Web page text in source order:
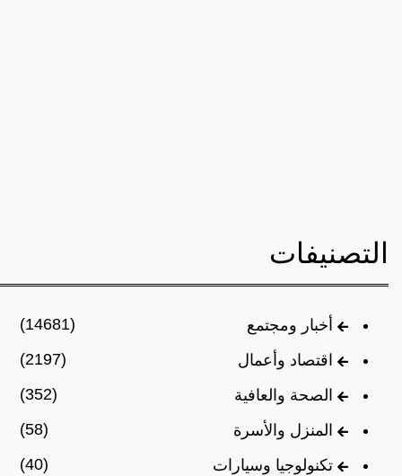
التصنيفات
أخبار ومجتمع
(14681)
اقتصاد وأعمال
(2197)
الصحة والعافية
(352)
المنزل والأسرة
(58)
تكنولوجيا وسيارات
(40)